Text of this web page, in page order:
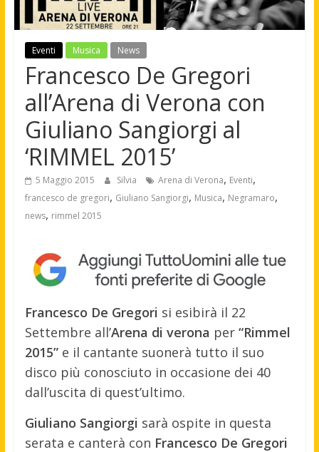
Eventi Musica News
Francesco De Gregori
all’Arena di Verona con
Giuliano Sangiorgi al
‘RIMMEL 2015’
5 Maggio 2015 Silvia Arena di Verona, Eventi,
francesco de gregori, Giuliano Sangiorgi, Musica, Negramaro,
news, rimmel 2015
Francesco De Gregori si esibirà il 22
Settembre all’Arena di verona per “Rimmel
2015”e il cantante suonerà tutto il suo
disco più conosciuto in occasione dei 40
dall’uscita di quest’ultimo.
Giuliano Sangiorgi sarà ospite in questa
serata e canterà con Francesco De Gregori